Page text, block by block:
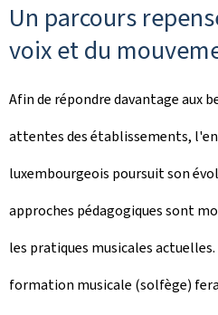
Un parcours
voix et du
Afin de répondre davantage aux
attentes des établissements,
luxembourgeois poursuit son
approches pédagogiques sont
les pratiques musicales
formation musicale (solfège)